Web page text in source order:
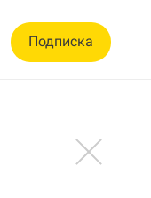
Подписка